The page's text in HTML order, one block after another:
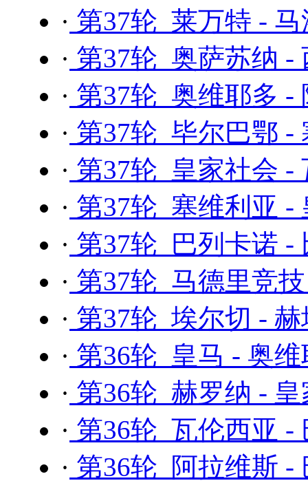
· 第37轮 莱万特 -
· 第37轮 奥萨苏纳 -
· 第37轮 奥维耶多 -
· 第37轮 毕尔巴鄂 -
· 第37轮 皇家社会 -
· 第37轮 塞维利亚 -
· 第37轮 巴列卡诺 -
· 第37轮 马德里竞
· 第37轮 埃尔切 -
· 第36轮 皇马 - 奥
· 第36轮 赫罗纳 -
· 第36轮 瓦伦西亚 -
· 第36轮 阿拉维斯 -